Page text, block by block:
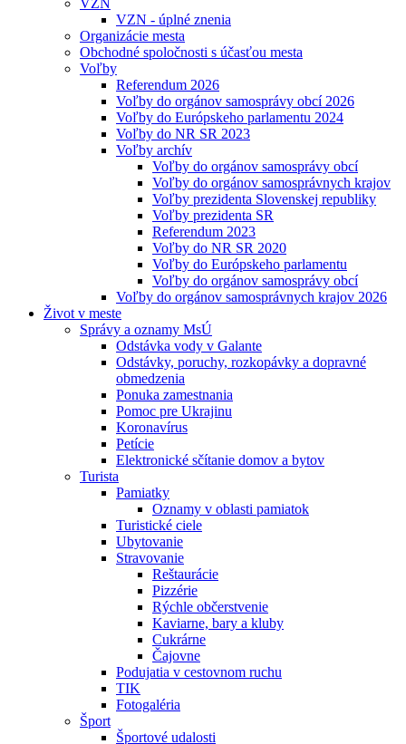
VZN
VZN - úplné znenia
Organizácie mesta
Obchodné spoločnosti s účasťou mesta
Voľby
Referendum 2026
Voľby do orgánov samosprávy obcí 2026
Voľby do Európskeho parlamentu 2024
Voľby do NR SR 2023
Voľby archív
Voľby do orgánov samosprávy obcí
Voľby do orgánov samosprávnych krajov
Voľby prezidenta Slovenskej republiky
Voľby prezidenta SR
Referendum 2023
Voľby do NR SR 2020
Voľby do Európskeho parlamentu
Voľby do orgánov samosprávy obcí
Voľby do orgánov samosprávnych krajov 2026
Život v meste
Správy a oznamy MsÚ
Odstávka vody v Galante
Odstávky, poruchy, rozkopávky a dopravné
obmedzenia
Ponuka zamestnania
Pomoc pre Ukrajinu
Koronavírus
Petície
Elektronické sčítanie domov a bytov
Turista
Pamiatky
Oznamy v oblasti pamiatok
Turistické ciele
Ubytovanie
Stravovanie
Reštaurácie
Pizzérie
Rýchle občerstvenie
Kaviarne, bary a kluby
Cukrárne
Čajovne
Podujatia v cestovnom ruchu
TIK
Fotogaléria
Šport
Športové udalosti